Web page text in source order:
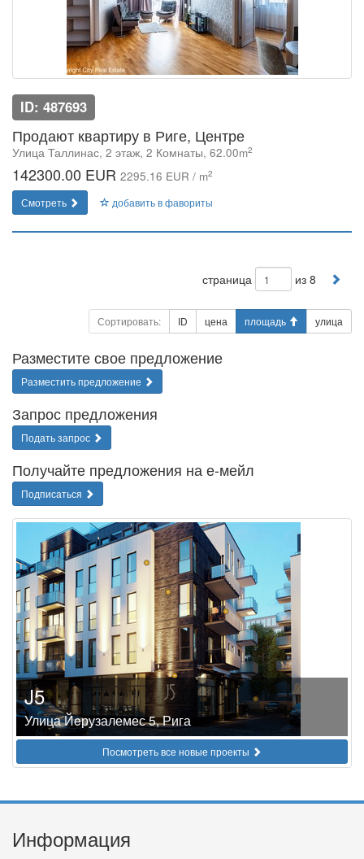
ID: 487693
Продают квартиру в Риге, Центре
Улица Таллинас, 2 этаж, 2 Комнаты, 62.00m2
142300.00 EUR 2295.16 EUR / m2
Смотреть добавить в фавориты
страница из 8
Сортировать: ID цена площадь улица
Разместите свое предложение
Разместить предложение
Запрос предложения
Подать запрос
Получайте предложения на е-мейл
Подписаться
J5
Улица Йeрузалемес 5, Рига
Посмотреть все новые проекты
Информация